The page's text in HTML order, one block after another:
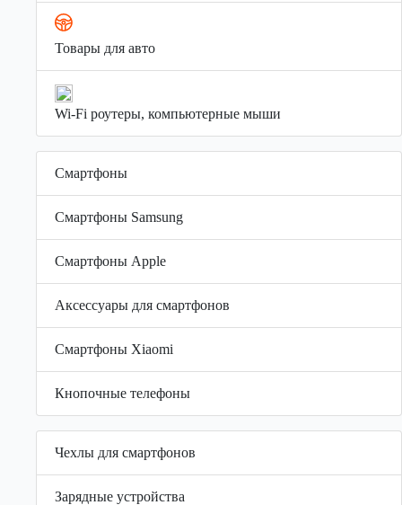
Товары для авто
Wi-Fi роутеры, компьютерные мыши
Смартфоны
Смартфоны Samsung
Смартфоны Apple
Аксессуары для смартфонов
Смартфоны Xiaomi
Кнопочные телефоны
Чехлы для смартфонов
Зарядные устройства